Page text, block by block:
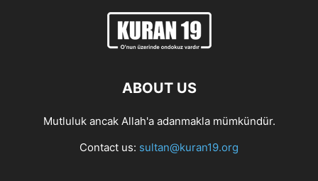
ABOUT US
Mutluluk ancak Allah'a adanmakla mümkündür.
Contact us: sultan@kuran19.org